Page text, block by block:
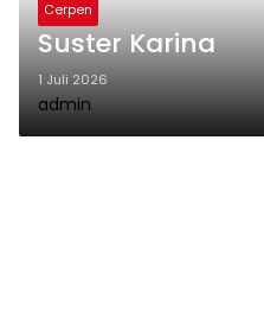
Cerpen
Suster Karina
1 Juli 2026
admin